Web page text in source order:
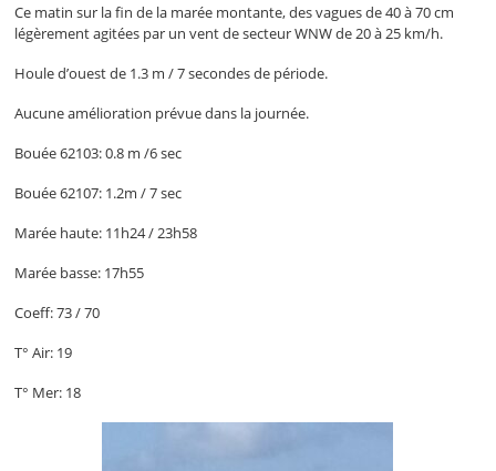
Ce matin sur la fin de la marée montante, des vagues de 40 à 70 cm
légèrement agitées par un vent de secteur WNW de 20 à 25 km/h.
Houle d’ouest de 1.3 m / 7 secondes de période.
Aucune amélioration prévue dans la journée.
Bouée 62103: 0.8 m /6 sec
Bouée 62107: 1.2m / 7 sec
Marée haute: 11h24 / 23h58
Marée basse: 17h55
Coeff: 73 / 70
T° Air: 19
T° Mer: 18